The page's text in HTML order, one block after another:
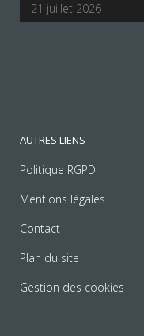
21 juillet 2026
AUTRES LIENS
Politique RGPD
Mentions légales
Contact
Plan du site
Gestion des cookies